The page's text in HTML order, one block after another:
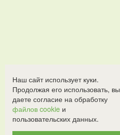
Наш сайт использует куки.
Продолжая его использовать, вы
даете согласие на обработку
файлов cookie и
пользовательских данных.